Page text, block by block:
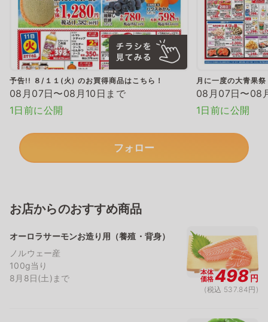
予告!! ８/１１(火) のお買得商品はこちら！
08月07日〜08月10日まで
1日前に公開
月に一度の大青果祭
08月07日〜08
1日前に公開
フォロー
お店からのおすすめ商品
オーロラサーモンお造り用（養殖・背身）
ノルウェー産
100g当り
8月8日(土)まで
本体
価格498円
(税込 537.84円)